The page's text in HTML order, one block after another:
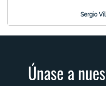
Sergio
Únase a